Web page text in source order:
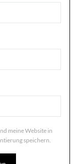
meine Website in
speichern.